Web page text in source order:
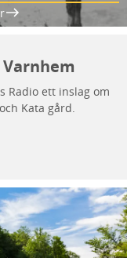
Radio ett inslag om
Kata gård.